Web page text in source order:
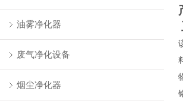
油雾净化器
废气净化设备
烟尘净化器